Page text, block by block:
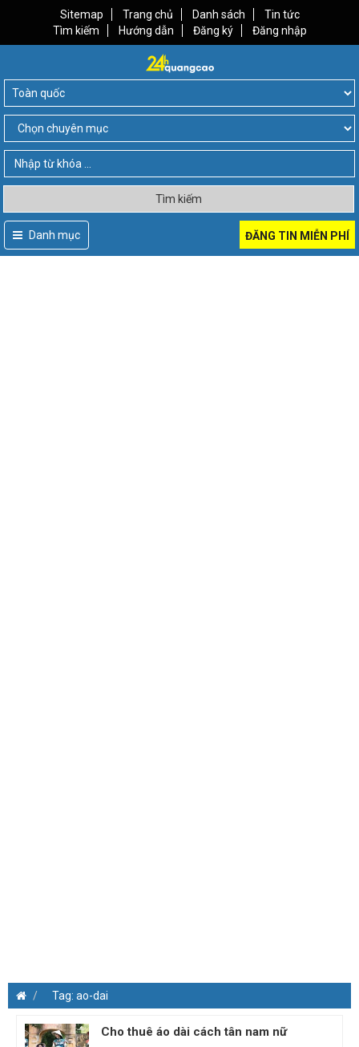
Sitemap Trang chủ Danh sách
Tin tức
Tìm kiếm
Hướng dẫn Đăng ký Đăng nhập
Tìm kiếm
Danh mục ĐĂNG TIN MIỄN PHÍ
Tag: ao-dai
Cho thuê áo dài cách tân nam nữ